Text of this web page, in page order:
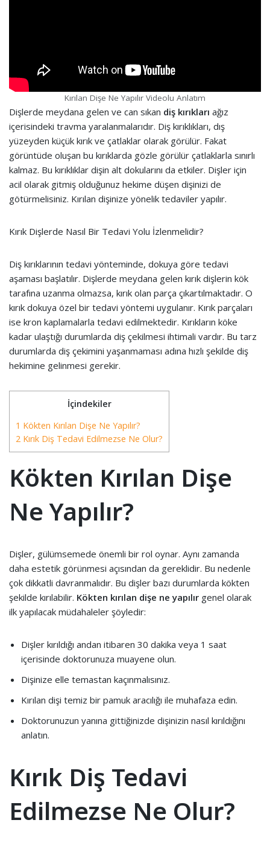
Kırılan Dişe Ne Yapılır Videolu Anlatım
Dişlerde meydana gelen ve can sıkan diş kırıkları ağız
içerisindeki travma yaralanmalarıdır. Diş kırıklıkları, dış
yüzeyden küçük kırık ve çatlaklar olarak görülür. Fakat
görüntüde oluşan bu kırıklarda gözle görülür çatlaklarla sınırlı
kalmaz. Bu kırıklıklar dişin alt dokularını da etkiler. Dişler için
acil olarak gitmiş olduğunuz hekime düşen dişinizi de
götürmelisiniz. Kırılan dişinize yönelik tedaviler yapılır.
Kırık Dişlerde Nasıl Bir Tedavi Yolu İzlenmelidir?
Diş kırıklarının tedavi yönteminde, dokuya göre tedavi
aşaması başlatılır. Dişlerde meydana gelen kırık dişlerin kök
tarafına uzanma olmazsa, kırık olan parça çıkartılmaktadır. O
kırık dokuya özel bir tedavi yöntemi uygulanır. Kırık parçaları
ise kron kaplamalarla tedavi edilmektedir. Kırıkların köke
kadar ulaştığı durumlarda diş çekilmesi ihtimali vardır. Bu tarz
durumlarda diş çekimini yaşanmaması adına hızlı şekilde diş
hekimine gelinmesi gerekir.
İçindekiler
1 Kökten Kırılan Dişe Ne Yapılır?
2 Kırık Diş Tedavi Edilmezse Ne Olur?
Kökten Kırılan Dişe
Ne Yapılır?
Dişler, gülümsemede önemli bir rol oynar. Aynı zamanda
daha estetik görünmesi açısından da gereklidir. Bu nedenle
çok dikkatli davranmalıdır. Bu dişler bazı durumlarda kökten
şekilde kırılabilir. Kökten kırılan dişe ne yapılır genel olarak
ilk yapılacak müdahaleler şöyledir:
Dişler kırıldığı andan itibaren 30 dakika veya 1 saat
içerisinde doktorunuza muayene olun.
Dişinize elle temastan kaçınmalısınız.
Kırılan dişi temiz bir pamuk aracılığı ile muhafaza edin.
Doktorunuzun yanına gittiğinizde dişinizin nasıl kırıldığını
anlatın.
Kırık Diş Tedavi
Edilmezse Ne Olur?